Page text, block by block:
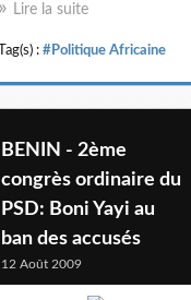
Lire la suite
Tag(s) : #Politique Africaine
BENIN - 2ème
congrès ordinaire du
PSD: Boni Yayi au
ban des accusés
12 Août 2009